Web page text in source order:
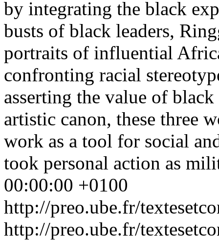
by integrating the black
busts of black leaders,
portraits of influential
confronting racial
asserting the value of
artistic canon, these three
work as a tool for social
took personal action as
00:00:00 +0100
http://preo.ube.fr/
http://preo.ube.fr/